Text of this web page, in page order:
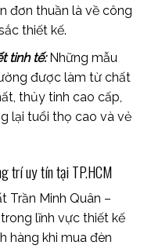
đơn thuần là về công
thiết kế.
tinh tế:Những mẫu
được làm từ chất
thủy tinh cao cấp,
lại tuổi thọ cao và vẻ
trí uy tín tại TP.HCM
Trần Minh Quân –
lĩnh vực thiết kế
hàng khi mua đèn